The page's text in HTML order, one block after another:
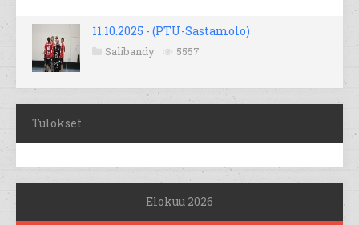
11.10.2025 - (PTU-Sastamolo)
Salibandy 5557
Tulokset
Elokuu 2026